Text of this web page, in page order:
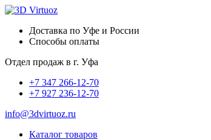
Доставка по Уфе и России
Способы оплаты
Отдел продаж в г. Уфа
+7 347 266-12-70
+7 927 236-12-70
info@3dvirtuoz.ru
Каталог товаров